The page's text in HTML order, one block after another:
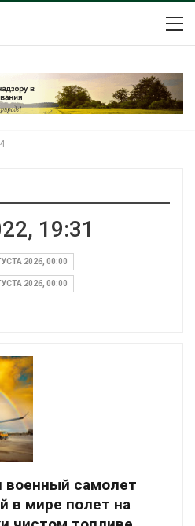
19:31
2026, 00:00
2026, 00:00
военный самолет
в мире полет на